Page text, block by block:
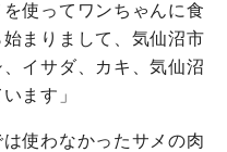
使ってワンちゃんに食
まりまして、気仙沼市
イサダ、カキ、気仙沼
ます」
使わなかったサメの肉